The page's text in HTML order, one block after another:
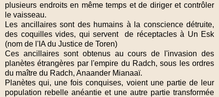
plusieurs endroits en même temps et de diriger et contrôler
le vaisseau.
Les ancillaires sont des humains à la conscience détruite,
des coquilles vides, qui servent de réceptacles à Un Esk
(nom de l'IA du Justice de Toren)
Ces ancillaires sont obtenus au cours de l'invasion des
planètes étrangères par l'empire du Radch, sous les ordres
du maître du Radch, Anaander Mianaaï.
Planètes qui, une fois conquises, voient une partie de leur
population rebelle anéantie et une autre partie transformée